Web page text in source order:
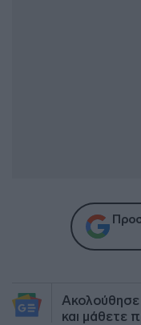
και μάθετε